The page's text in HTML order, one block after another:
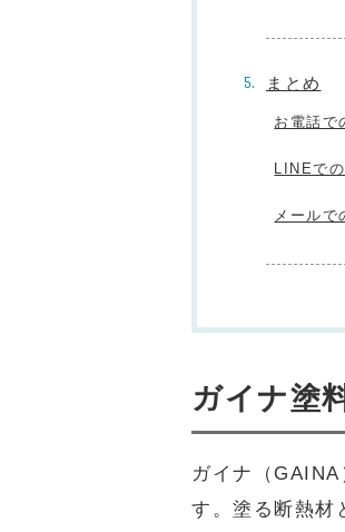
まとめ
お電話で
LINEで
メールで
ガイナ塗
ガイナ（
す。塗る断熱材